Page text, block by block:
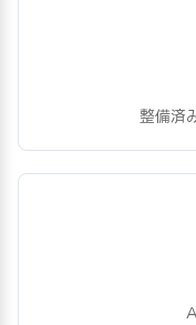
整備済